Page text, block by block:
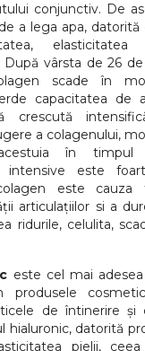
conjunctiv. De
a lega apa, datorită
elasticitatea
După vârsta de 26
scade în
capacitatea de
crescută
a colagenului,
în timpul
intensive este
este cauza
articulațiilor si a
ridurile, celulita,
este cel mai
produsele
de întinerire
hialuronic, datorită
pielii,